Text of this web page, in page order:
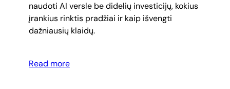
naudoti AI versle be didelių investicijų, kokius
įrankius rinktis pradžiai ir kaip išvengti
dažniausių klaidų.
Read more